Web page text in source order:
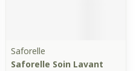
Saforelle
Saforelle Soin Lavant